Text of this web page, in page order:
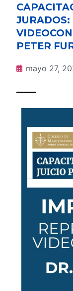
JURADOS:
PETER
mayo 27,